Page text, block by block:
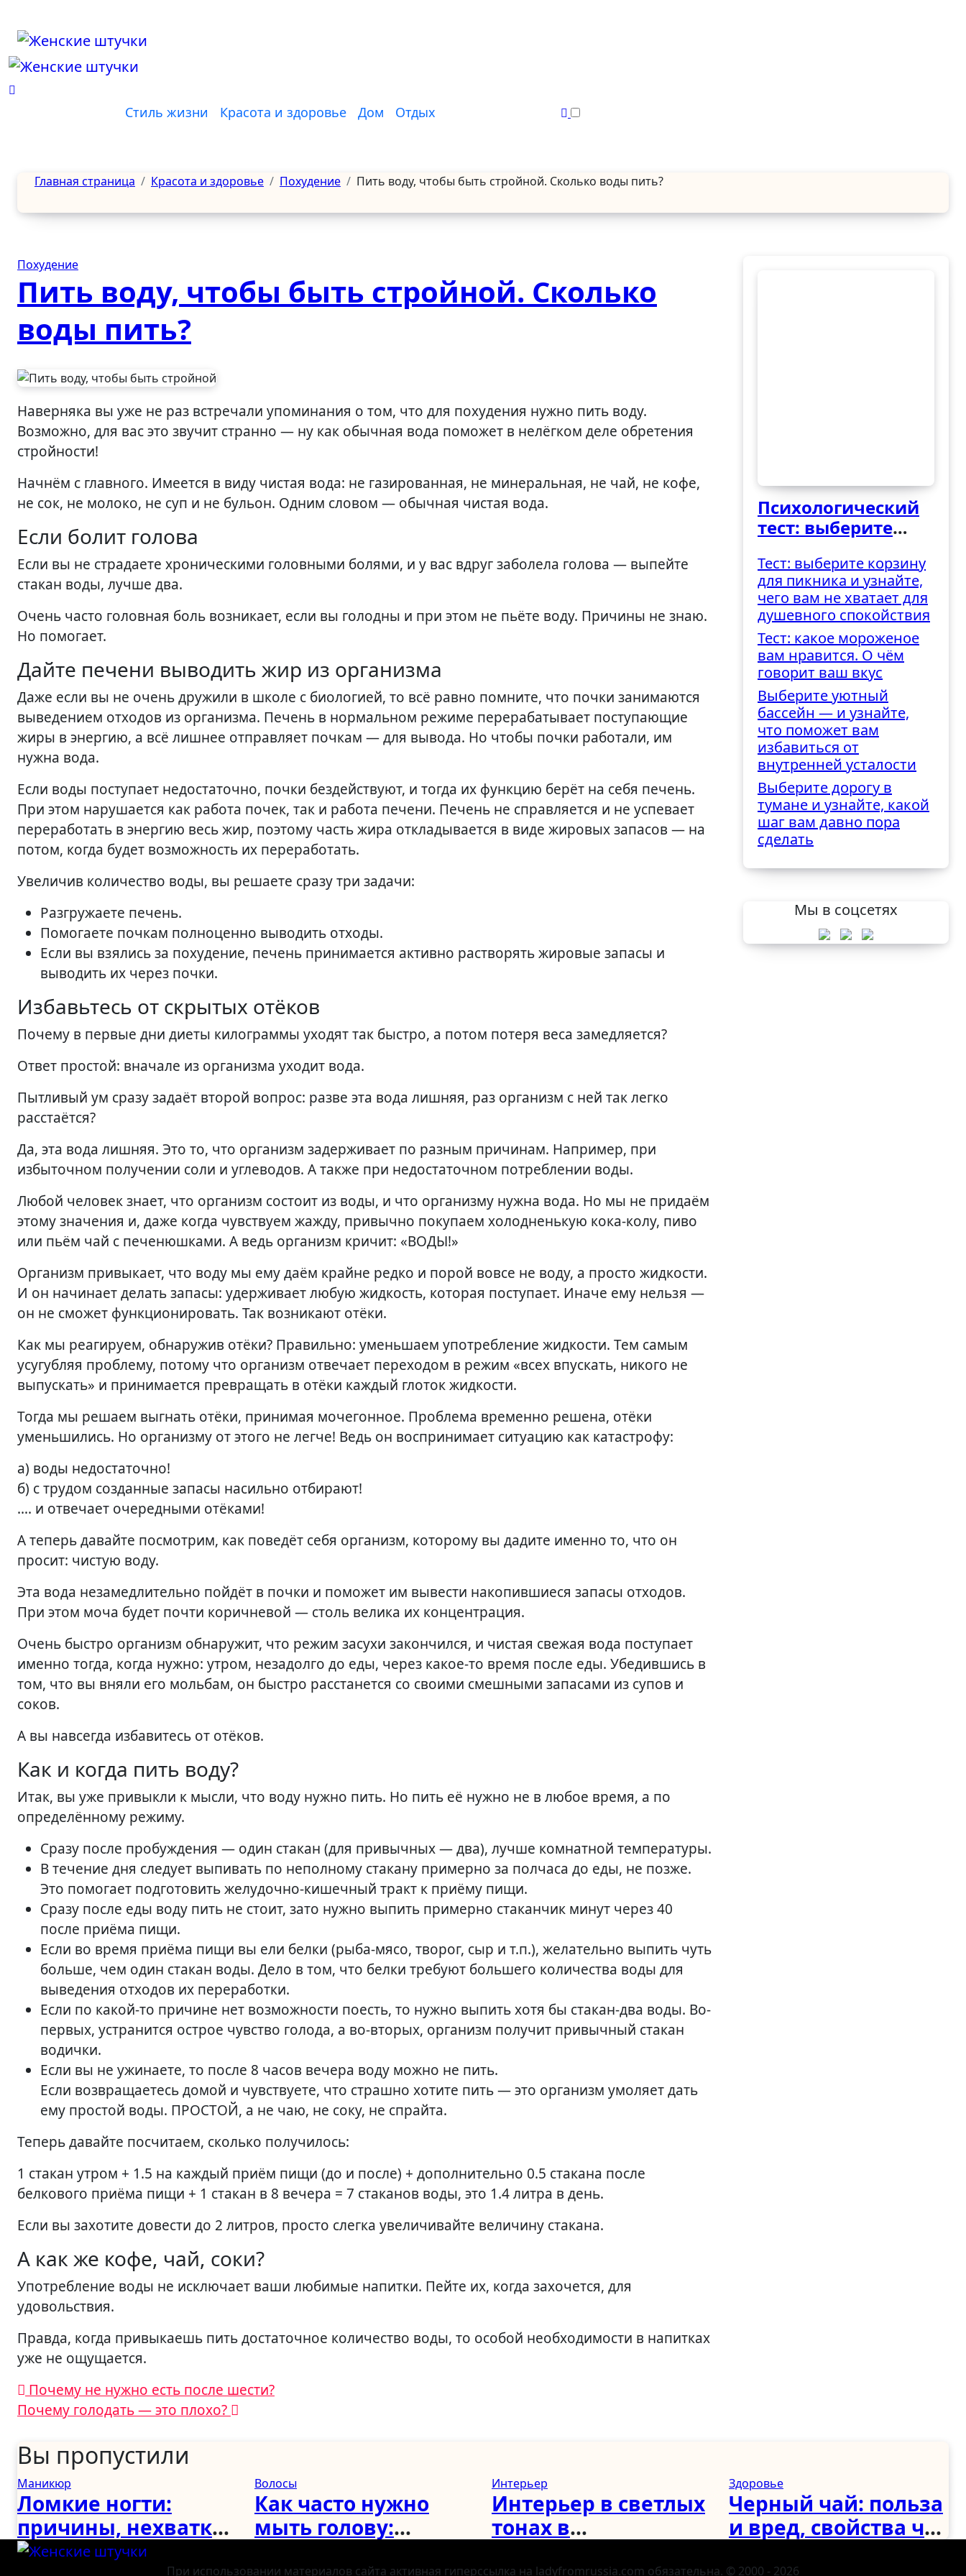
содержанию
Стиль жизни Красота и здоровье Дом Отдых
Главная страница Красота и здоровье Похудение Пить воду, чтобы быть стройной. Сколько воды пить?
Похудение
Пить воду, чтобы быть стройной. Сколько
воды пить?
Наверняка вы уже не раз встречали упоминания о том, что для похудения нужно пить воду.
Возможно, для вас это звучит странно — ну как обычная вода поможет в нелёгком деле обретения
стройности!
Начнём с главного. Имеется в виду чистая вода: не газированная, не минеральная, не чай, не кофе,
не сок, не молоко, не суп и не бульон. Одним словом — обычная чистая вода.
Если болит голова
Если вы не страдаете хроническими головными болями, и у вас вдруг заболела голова — выпейте
стакан воды, лучше два.
Очень часто головная боль возникает, если вы голодны и при этом не пьёте воду. Причины не знаю.
Но помогает.
Дайте печени выводить жир из организма
Даже если вы не очень дружили в школе с биологией, то всё равно помните, что почки занимаются
выведением отходов из организма. Печень в нормальном режиме перерабатывает поступающие
жиры в энергию, а всё лишнее отправляет почкам — для вывода. Но чтобы почки работали, им
нужна вода.
Если воды поступает недостаточно, почки бездействуют, и тогда их функцию берёт на себя печень.
При этом нарушается как работа почек, так и работа печени. Печень не справляется и не успевает
переработать в энергию весь жир, поэтому часть жира откладывается в виде жировых запасов — на
потом, когда будет возможность их переработать.
Увеличив количество воды, вы решаете сразу три задачи:
Разгружаете печень.
Помогаете почкам полноценно выводить отходы.
Если вы взялись за похудение, печень принимается активно растворять жировые запасы и
выводить их через почки.
Избавьтесь от скрытых отёков
Почему в первые дни диеты килограммы уходят так быстро, а потом потеря веса замедляется?
Ответ простой: вначале из организма уходит вода.
Пытливый ум сразу задаёт второй вопрос: разве эта вода лишняя, раз организм с ней так легко
расстаётся?
Да, эта вода лишняя. Это то, что организм задерживает по разным причинам. Например, при
избыточном получении соли и углеводов. А также при недостаточном потреблении воды.
Любой человек знает, что организм состоит из воды, и что организму нужна вода. Но мы не придаём
этому значения и, даже когда чувствуем жажду, привычно покупаем холодненькую кока-колу, пиво
или пьём чай с печенюшками. А ведь организм кричит: «ВОДЫ!»
Организм привыкает, что воду мы ему даём крайне редко и порой вовсе не воду, а просто жидкости.
И он начинает делать запасы: удерживает любую жидкость, которая поступает. Иначе ему нельзя —
он не сможет функционировать. Так возникают отёки.
Как мы реагируем, обнаружив отёки? Правильно: уменьшаем употребление жидкости. Тем самым
усугубляя проблему, потому что организм отвечает переходом в режим «всех впускать, никого не
выпускать» и принимается превращать в отёки каждый глоток жидкости.
Тогда мы решаем выгнать отёки, принимая мочегонное. Проблема временно решена, отёки
уменьшились. Но организму от этого не легче! Ведь он воспринимает ситуацию как катастрофу:
а) воды недостаточно!
б) с трудом созданные запасы насильно отбирают!
…. и отвечает очередными отёками!
А теперь давайте посмотрим, как поведёт себя организм, которому вы дадите именно то, что он
просит: чистую воду.
Эта вода незамедлительно пойдёт в почки и поможет им вывести накопившиеся запасы отходов.
При этом моча будет почти коричневой — столь велика их концентрация.
Очень быстро организм обнаружит, что режим засухи закончился, и чистая свежая вода поступает
именно тогда, когда нужно: утром, незадолго до еды, через какое-то время после еды. Убедившись в
том, что вы вняли его мольбам, он быстро расстанется со своими смешными запасами из супов и
соков.
А вы навсегда избавитесь от отёков.
Как и когда пить воду?
Итак, вы уже привыкли к мысли, что воду нужно пить. Но пить её нужно не в любое время, а по
определённому режиму.
Сразу после пробуждения — один стакан (для привычных — два), лучше комнатной температуры.
В течение дня следует выпивать по неполному стакану примерно за полчаса до еды, не позже.
Это помогает подготовить желудочно-кишечный тракт к приёму пищи.
Сразу после еды воду пить не стоит, зато нужно выпить примерно стаканчик минут через 40
после приёма пищи.
Если во время приёма пищи вы ели белки (рыба-мясо, творог, сыр и т.п.), желательно выпить чуть
больше, чем один стакан воды. Дело в том, что белки требуют большего количества воды для
выведения отходов их переработки.
Если по какой-то причине нет возможности поесть, то нужно выпить хотя бы стакан-два воды. Во-
первых, устранится острое чувство голода, а во-вторых, организм получит привычный стакан
водички.
Если вы не ужинаете, то после 8 часов вечера воду можно не пить.
Если возвращаетесь домой и чувствуете, что страшно хотите пить — это организм умоляет дать
ему простой воды. ПРОСТОЙ, а не чаю, не соку, не спрайта.
Теперь давайте посчитаем, сколько получилось:
1 стакан утром + 1.5 на каждый приём пищи (до и после) + дополнительно 0.5 стакана после
белкового приёма пищи + 1 стакан в 8 вечера = 7 стаканов воды, это 1.4 литра в день.
Если вы захотите довести до 2 литров, просто слегка увеличивайте величину стакана.
А как же кофе, чай, соки?
Употребление воды не исключает ваши любимые напитки. Пейте их, когда захочется, для
удовольствия.
Правда, когда привыкаешь пить достаточное количество воды, то особой необходимости в напитках
уже не ощущается.
Навигация
по
записям
Почему не нужно есть после шести?
Почему голодать — это плохо?
Психологический
тест: выберите
как вы
справляетесь с
трудностями
Тест: выберите корзину
для пикника и узнайте,
чего вам не хватает для
душевного спокойствия
Тест: какое мороженое
вам нравится. О чём
говорит ваш вкус
Выберите уютный
бассейн — и узнайте,
что поможет вам
избавиться от
внутренней усталости
Выберите дорогу в
тумане и узнайте, какой
шаг вам давно пора
сделать
Мы в соцсетях
Вы пропустили
Маникюр
Ломкие ногти:
причины, нехватка
витаминов и как
Волосы
Как часто нужно
мыть голову:
Интерьер
Интерьер в светлых
тонах в
Здоровье
Черный чай: польза
и вред, свойства чая
При использовании материалов сайта активная гиперссылка на ladyfromrussia.com обязательна. © 2000 - 2026